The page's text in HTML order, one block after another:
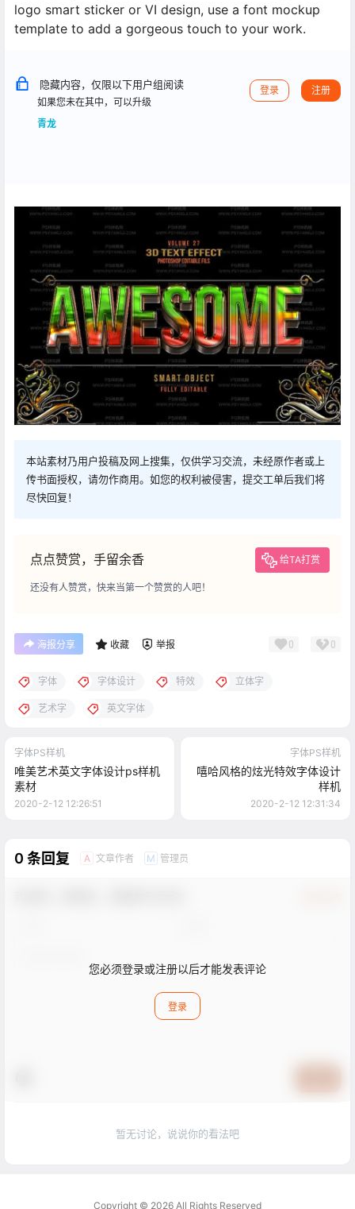
logo smart sticker or VI design, use a font mockup
template to add a gorgeous touch to your work.
隐藏内容，仅限以下用户组阅读
如果您未在其中，可以升级
青龙
登录 注册
本站素材乃用户投稿及网上搜集，仅供学习交流，未经原作者或上
传书面授权，请勿作商用。如您的权利被侵害，提交工单后我们将
尽快回复！
点点赞赏，手留余香 给TA打赏
还没有人赞赏，快来当第一个赞赏的人吧！
海报分享 收藏 举报 0 0
字体 字体设计 特效 立体字
艺术字 英文字体
字体PS样机
唯美艺术英文字体设计ps样机
素材
2020-2-12 12:26:51
字体PS样机
嘻哈风格的炫光特效字体设计
样机
2020-2-12 12:31:34
0 条回复 A 文章作者 M 管理员
您必须登录或注册以后才能发表评论
登录
暂无讨论，说说你的看法吧
Copyright © 2026 All Rights Reserved